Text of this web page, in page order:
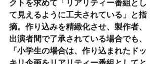
クトを求めて「リアリティー番組とし
て見えるように工夫されている」と指
摘。作り込みを精緻化させ、製作者、
出演者間で了承されている場合でも、
「小学生の場合は、作り込まれたドッ